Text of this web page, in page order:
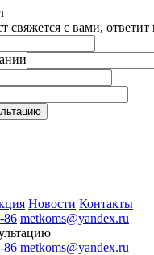
свяжется с вами,
Новости Контакты
86 metkoms@yandex.ru
86 metkoms@yandex.ru